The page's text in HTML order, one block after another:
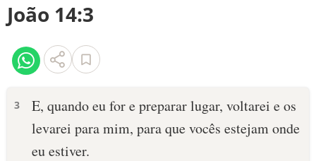
NOVO TESTAMENTO
VERSÍCULOS
PALAVRA DO DIA
João 14:3
3
E, quando eu for e preparar lugar, voltarei e os
levarei para mim, para que vocês estejam onde
eu estiver.